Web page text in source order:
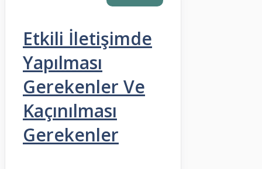
Etkili İletişimde
Yapılması
Gerekenler Ve
Kaçınılması
Gerekenler